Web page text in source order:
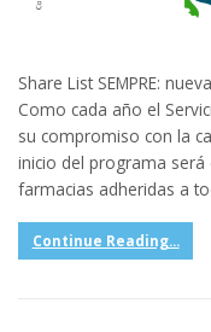
Share List SEMPRE:
Como cada año el
su compromiso con la
inicio del programa será
farmacias adheridas a
Continue Reading...